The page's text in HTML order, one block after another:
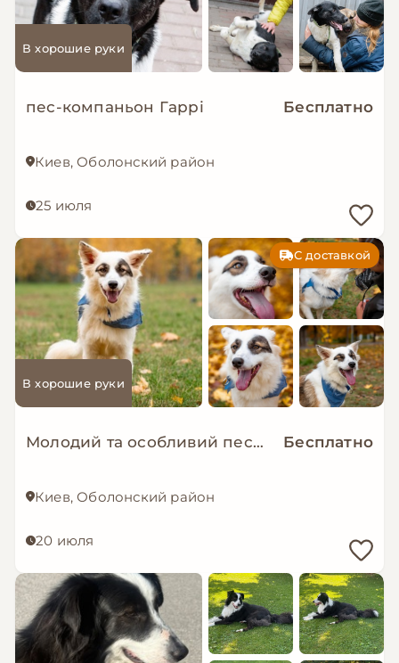
В хорошие руки
пес-компаньон Гаррі Бесплатно
Киев, Оболонский район
25 июля
С доставкой
В хорошие руки
Молодий та особливий песик-позитивчик - Зорро! Бесплатно
Киев, Оболонский район
20 июля